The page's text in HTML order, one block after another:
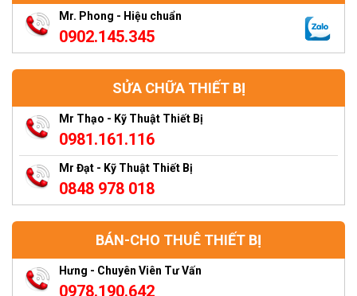
Mr. Phong - Hiệu chuẩn
0902.145.345
SỬA CHỮA THIẾT BỊ
Mr Thạo - Kỹ Thuật Thiết Bị
0981.161.116
Mr Đạt - Kỹ Thuật Thiết Bị
0848 978 018
BÁN-CHO THUÊ THIẾT BỊ
Hưng - Chuyên Viên Tư Vấn
0978.190.642